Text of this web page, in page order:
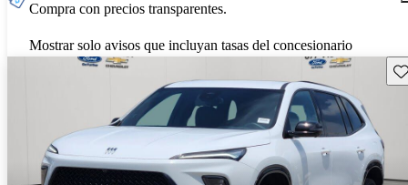
Compra con precios transparentes.
Mostrar solo avisos que incluyan tasas del concesionario